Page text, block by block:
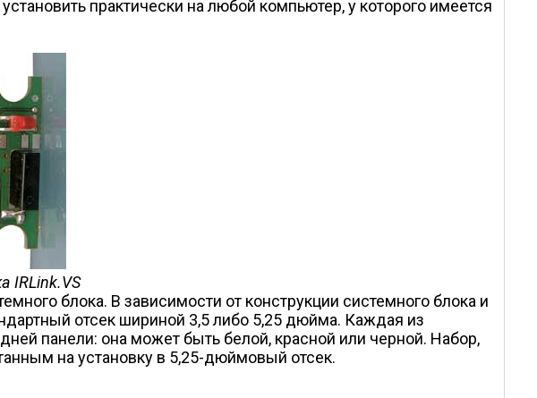
практически на любой компьютер, у которого имеется
IRLink.VS
блока. В зависимости от конструкции системного блока и
отсек шириной 3,5 либо 5,25 дюйма. Каждая из
панели: она может быть белой, красной или черной. Набор,
на установку в 5,25-дюймовый отсек.